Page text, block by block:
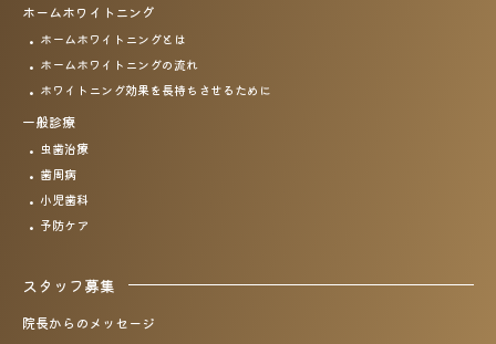
ホームホワイトニング
ホームホワイトニングとは
ホームホワイトニングの流れ
ホワイトニング効果を長持ちさせるために
一般診療
虫歯治療
歯周病
小児歯科
予防ケア
スタッフ募集
院長からのメッセージ